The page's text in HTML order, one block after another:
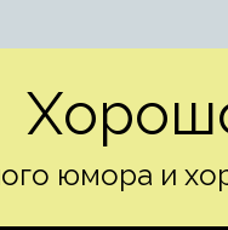
юмора и